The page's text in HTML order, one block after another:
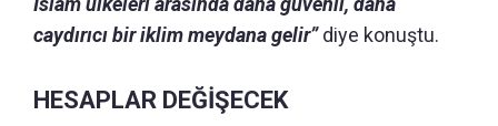
caydırıcı bir iklim meydana gelir”diye konuştu.
HESAPLAR DEĞİŞECEK